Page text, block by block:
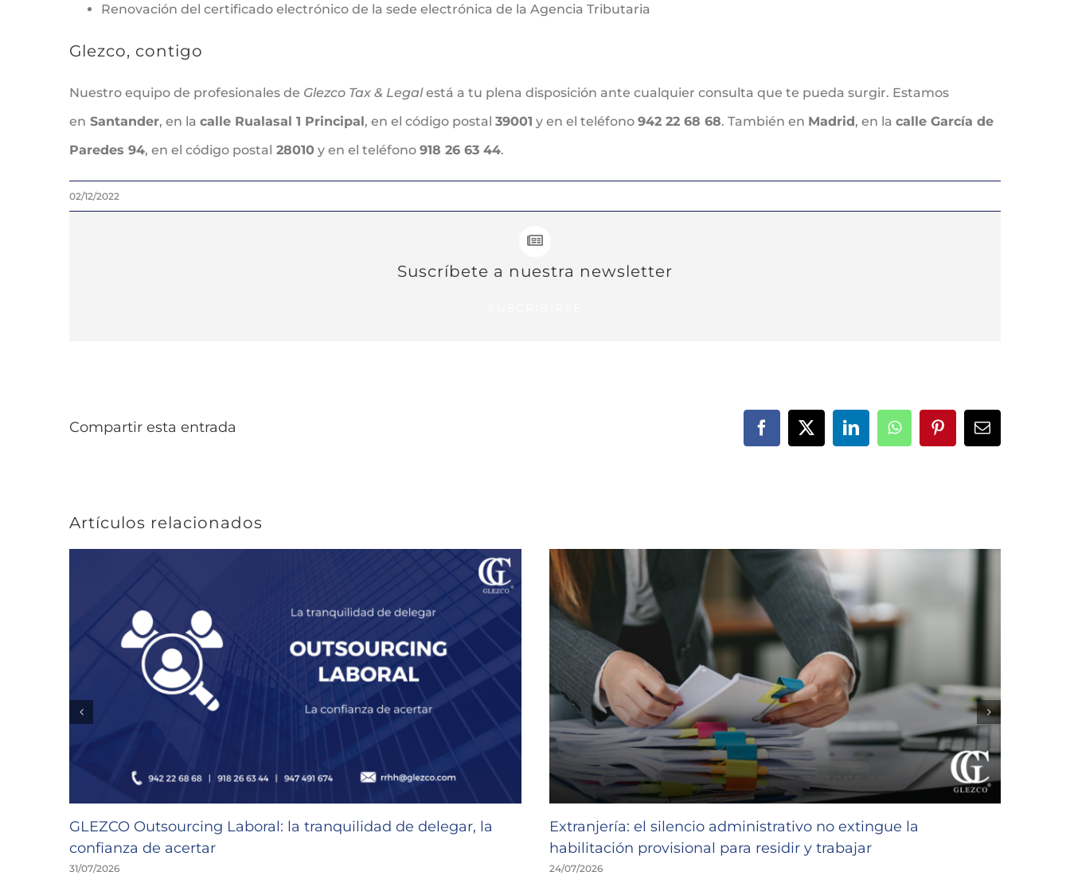
Renovación del certificado electrónico de la sede electrónica de la Agencia Tributaria
Glezco, contigo
Nuestro equipo de profesionales de Glezco Tax & Legalestá a tu plena disposición ante cualquier consulta que te pueda surgir. Estamos
en Santander, en la calle Rualasal 1 Principal, en el código postal 39001 y en el teléfono 942 22 68 68. También en Madrid, en la calle García de
Paredes 94, en el código postal 28010 y en el teléfono 918 26 63 44.
02/12/2022
Suscríbete a nuestra newsletter
Compartir esta entrada Facebook
X LinkedInWhatsAppPinterestCorreo
electrónico
Artículos relacionados
GLEZCO Outsourcing Laboral: la tranquilidad de delegar, la
confianza de acertar
31/07/2026
Extranjería: el silencio administrativo no extingue la
habilitación provisional para residir y trabajar
24/07/2026